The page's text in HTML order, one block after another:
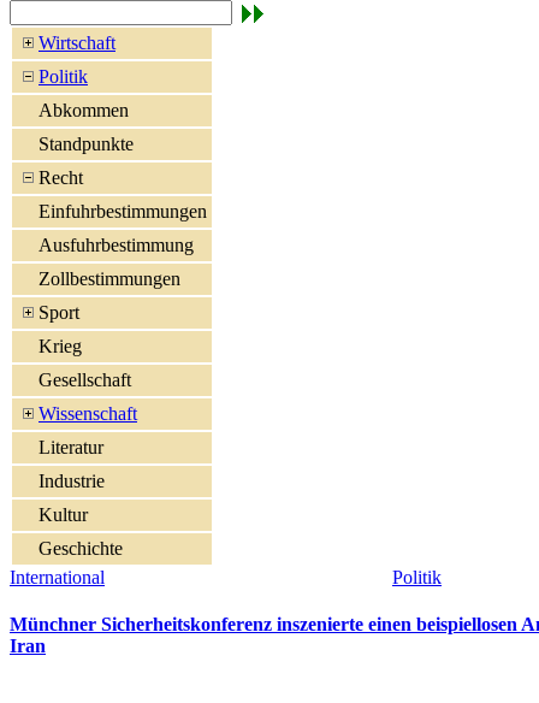
Wirtschaft
Politik
Abkommen
Standpunkte
Recht
Einfuhrbestimmungen
Ausfuhrbestimmung
Zollbestimmungen
Sport
Krieg
Gesellschaft
Wissenschaft
Literatur
Industrie
Kultur
Geschichte
International
Politik
Münchner Sicherheitskonferenz inszenierte einen
Iran